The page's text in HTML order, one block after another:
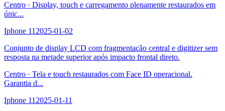
Centro · Display, touch e carregamento plenamente restaurados em
únic...
Iphone 11 2025-01-02
Conjunto de display LCD com fragmentação central e digitizer sem
resposta na metade superior após impacto frontal direto.
Centro · Tela e touch restaurados com Face ID operacional.
Garantia d...
Iphone 11 2025-01-11